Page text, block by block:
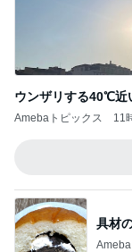
ウンザリする40℃近
Amebaトピックス 11
具材